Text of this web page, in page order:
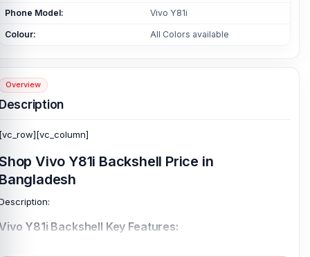
Phone Model: Vivo Y81i
Colour: All Colors available
Overview
Vivo Y81i Backshell Price in
Y81i Backshell Key Features: